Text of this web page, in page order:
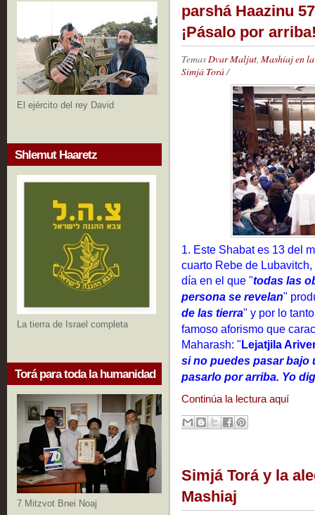
El ejército del rey David
Shlemut Haaretz
La tierra de Israel completa
Torá para toda la humanidad
7 Mitzvot Bnei Noaj
parshá Haazinu
¡Pásalo por
TemasDvar Maljut, Mashíaj en
Simjá Torá/
1. Este Shabat es 13 del
cuarto Rebe de
día en el que "todas las
persona se revelan"
de las tierra" y por lo
famoso aforismo que
Maharash: "Lejatjila
si no puedes pasar bajo
pasarlo por arriba. Yo
Continúa la lectura aquí
Simjá Torá y la
Mashiaj